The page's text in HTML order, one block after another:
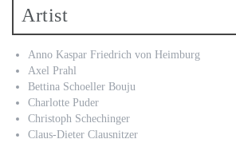
Artist
Anno Kaspar Friedrich von Heimburg
Axel Prahl
Bettina Schoeller Bouju
Charlotte Puder
Christoph Schechinger
Claus-Dieter Clausnitzer